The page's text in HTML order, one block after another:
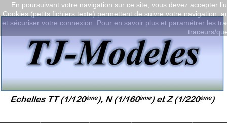
En poursuivant votre navigation sur ce site, vous devez accepter
Cookies (petits fichiers texte) permettent de suivre votre navigation,
et sécuriser votre connexion. Pour en savoir plus et paramétrer les
traceurs/